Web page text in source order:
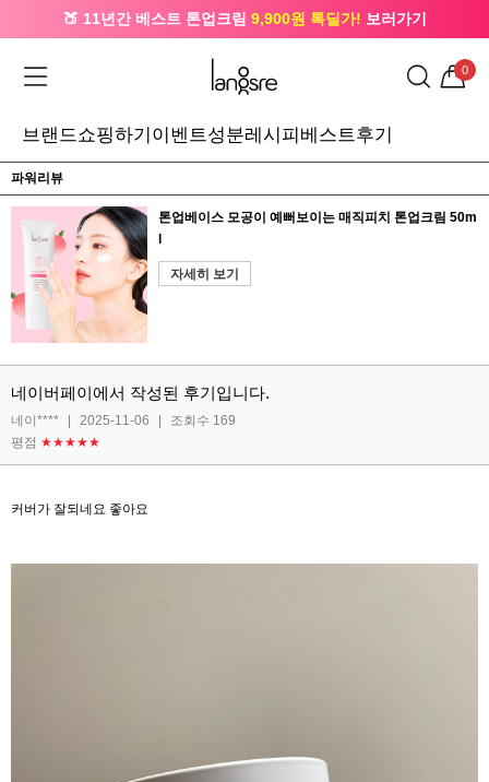
🍑 11년간 베스트 톤업크림 9,900원 톡딜가! 보러가기
5,000원
0
브랜드쇼핑하기 이벤트성분레시피 베스트후기
파워리뷰
톤업베이스 모공이 예뻐보이는 매직피치 톤업크림 50m
자세히 보기
네이버페이에서 작성된 후기입니다.
네이**** 2025-11-06
조회수 169
평점 ★★★★★
커버가 잘되네요 좋아요